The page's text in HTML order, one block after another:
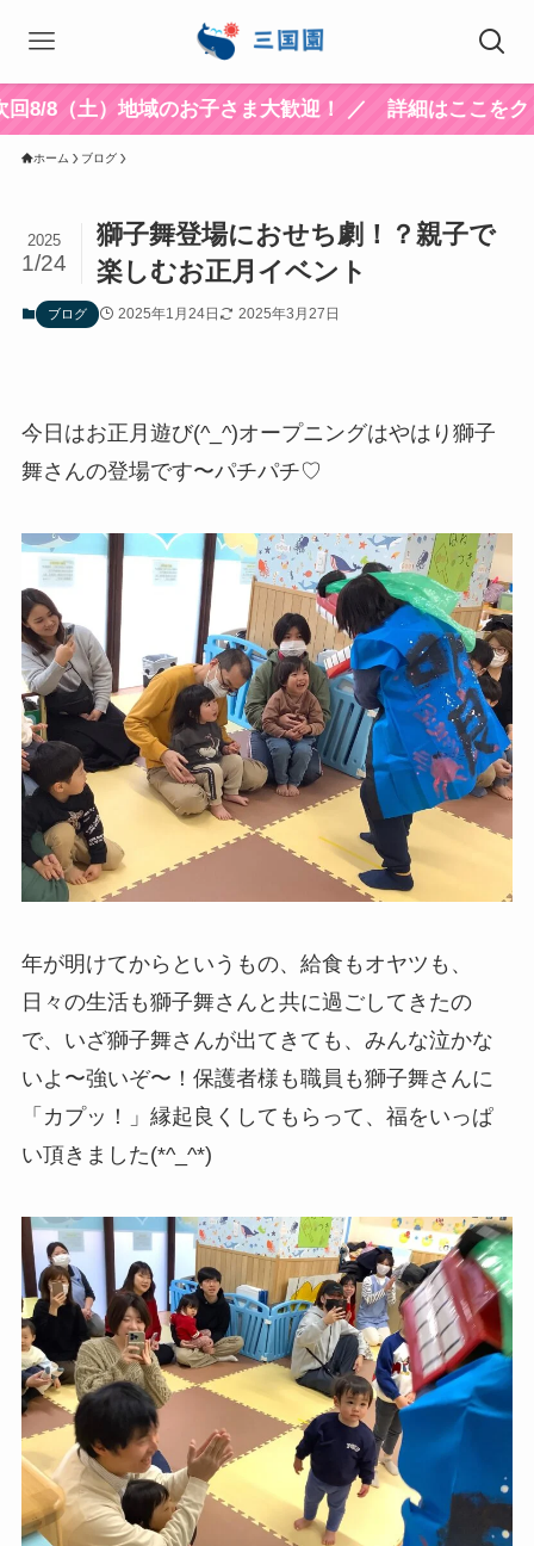
域のお子さま大歓迎！ ／ 詳細はここをクリック！
ホーム ブログ
獅子舞登場におせち劇！？親子で
楽しむお正月イベント
2025
1/24
ブログ 2025年1月24日 2025年3月27日
今日はお正月遊び(^_^)オープニングはやはり獅子
舞さんの登場です〜パチパチ♡
年が明けてからというもの、給食もオヤツも、
日々の生活も獅子舞さんと共に過ごしてきたの
で、いざ獅子舞さんが出てきても、みんな泣かな
いよ〜強いぞ〜！保護者様も職員も獅子舞さんに
「カプッ！」縁起良くしてもらって、福をいっぱ
い頂きました(*^_^*)